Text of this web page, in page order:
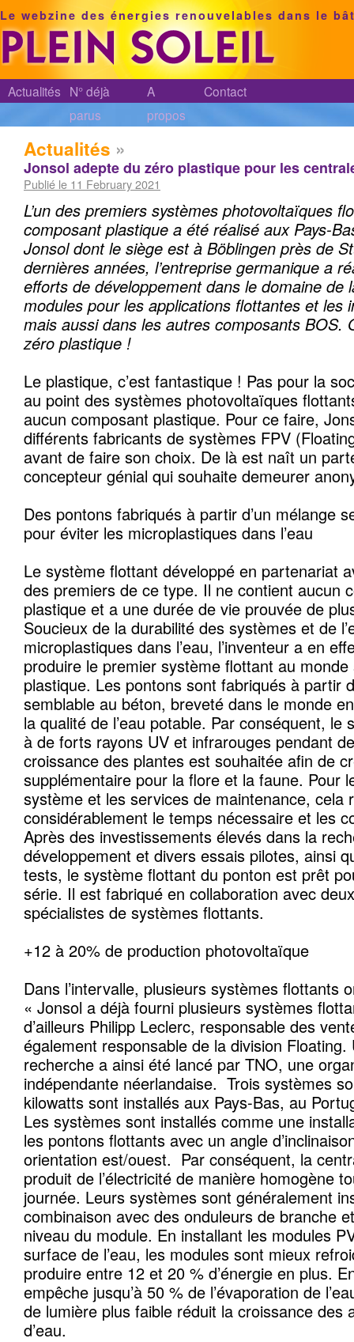
Le webzine des énergies renouvelables dans le
Actualités N° déjà
parus
A
propos
Contact
Actualités »
Jonsol adepte du zéro plastique pour les
Publié le 11 February 2021
L’un des premiers systèmes photovoltaïques
composant plastique a été réalisé aux Pays-
Jonsol dont le siège est à Böblingen près de
dernières années, l’entreprise germanique a
efforts de développement dans le domaine de
modules pour les applications flottantes et les
mais aussi dans les autres composants BOS.
zéro plastique !
Le plastique, c’est fantastique ! Pas pour la
au point des systèmes photovoltaïques
aucun composant plastique. Pour ce faire,
différents fabricants de systèmes FPV
avant de faire son choix. De là est naît un
concepteur génial qui souhaite demeurer
Des pontons fabriqués à partir d’un mélange
pour éviter les microplastiques dans l’eau
Le système flottant développé en partenariat
des premiers de ce type. Il ne contient aucun
plastique et a une durée de vie prouvée de
Soucieux de la durabilité des systèmes et de
microplastiques dans l’eau, l’inventeur a en
produire le premier système flottant au
plastique. Les pontons sont fabriqués à partir
semblable au béton, breveté dans le monde
la qualité de l’eau potable. Par conséquent, le
à de forts rayons UV et infrarouges pendant
croissance des plantes est souhaitée afin de
supplémentaire pour la flore et la faune. Pour
système et les services de maintenance, cela
considérablement le temps nécessaire et les
Après des investissements élevés dans la
développement et divers essais pilotes, ainsi
tests, le système flottant du ponton est prêt
série. Il est fabriqué en collaboration avec
spécialistes de systèmes flottants.
+12 à 20% de production photovoltaïque
Dans l’intervalle, plusieurs systèmes flottants
« Jonsol a déjà fourni plusieurs systèmes
d’ailleurs Philipp Leclerc, responsable des
également responsable de la division Floating.
recherche a ainsi été lancé par TNO, une
indépendante néerlandaise. Trois systèmes
kilowatts sont installés aux Pays-Bas, au
Les systèmes sont installés comme une
les pontons flottants avec un angle
orientation est/ouest. Par conséquent, la
produit de l’électricité de manière homogène
journée. Leurs systèmes sont généralement
combinaison avec des onduleurs de branche
niveau du module. En installant les modules
surface de l’eau, les modules sont mieux
produire entre 12 et 20 % d’énergie en plus.
empêche jusqu’à 50 % de l’évaporation de
de lumière plus faible réduit la croissance des
d’eau.